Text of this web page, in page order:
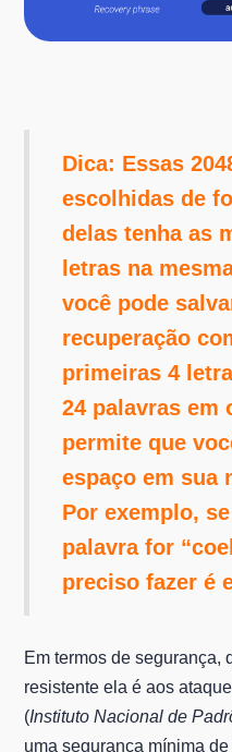
Dica: Essas
escolhidas de
delas tenha as
letras na
você pode
recuperação
primeiras 4
24 palavras em
permite que
espaço em sua
Por exemplo,
palavra for
preciso fazer é
Em termos de segurança,
resistente ela é aos
(Instituto Nacional de
uma segurança mínima